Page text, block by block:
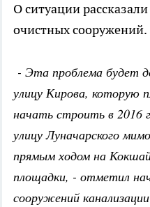
О ситуации
очистных сооружений.
- Эта проблема будет
улицу Кирова, которую
начать строить в 2016
улицу Луначарского
прямым ходом на
площадки, - отметил
сооружений